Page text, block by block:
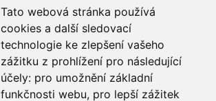
Tato webová stránka používá
cookies a další sledovací
technologie ke zlepšení vašeho
zážitku z prohlížení pro následující
účely: pro umožnění základní
funkčnosti webu, pro lepší zážitek